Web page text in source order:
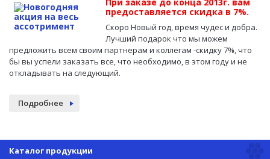
предоставляется скидка в 7%.
Скоро Новый год, время чудес и добра.
Лучший подарок что мы можем
предложить всем своим партнерам и коллегам -скидку 7%, что
бы вы успели заказать все, что необходимо, в этом году и не
откладывать на следующий.
Подробнее
Каталог продукции